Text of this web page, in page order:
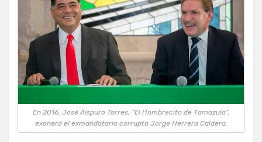
En 2016, José Aispuro Torres, “El Hombrecito de Tamazula”,
exoneró el exmandatario corrupto Jorge Herrera Caldera.